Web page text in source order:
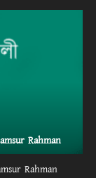
Rahman
Rahman